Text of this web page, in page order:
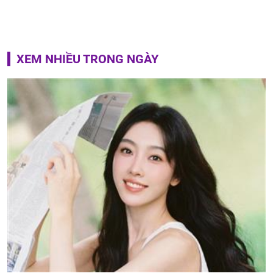
XEM NHIỀU TRONG NGÀY